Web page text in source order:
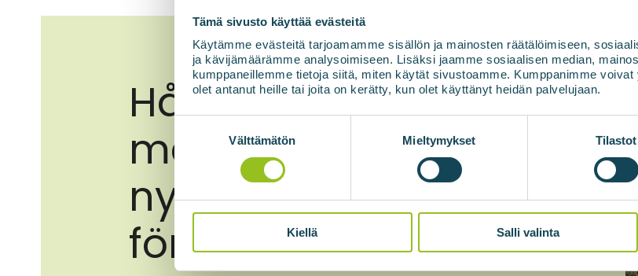
Tämä sivusto käyttää evästeitä
Käytämme evästeitä tarjoamamme sisällön ja mainosten räätälöimiseen,
ja kävijämäärämme analysoimiseen. Lisäksi jaamme sosiaalisen median,
kumppaneillemme tietoja siitä, miten käytät sivustoamme. Kumppanimme
olet antanut heille tai joita on kerätty, kun olet käyttänyt heidän palvelujaan.
Välttämätön Mieltymykset Tilastot
Kiellä Salli valinta
Håll dig uppdaterad
med de senaste
nyheterna om
förnybar energi